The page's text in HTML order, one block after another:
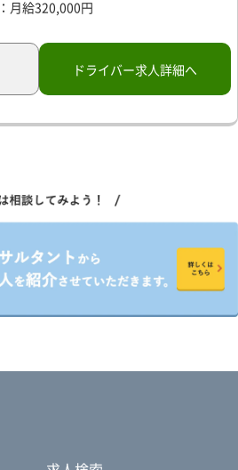
月給320,000円
ドライバー求人詳細へ